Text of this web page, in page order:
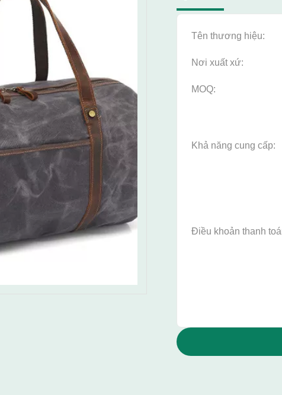
Tên thương hiệu:
Nơi xuất xứ:
MOQ:
Khả năng cung cấp:
Điều khoản thanh